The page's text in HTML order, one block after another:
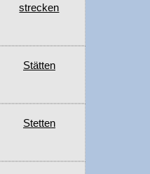
strecken
Stätten
Stetten